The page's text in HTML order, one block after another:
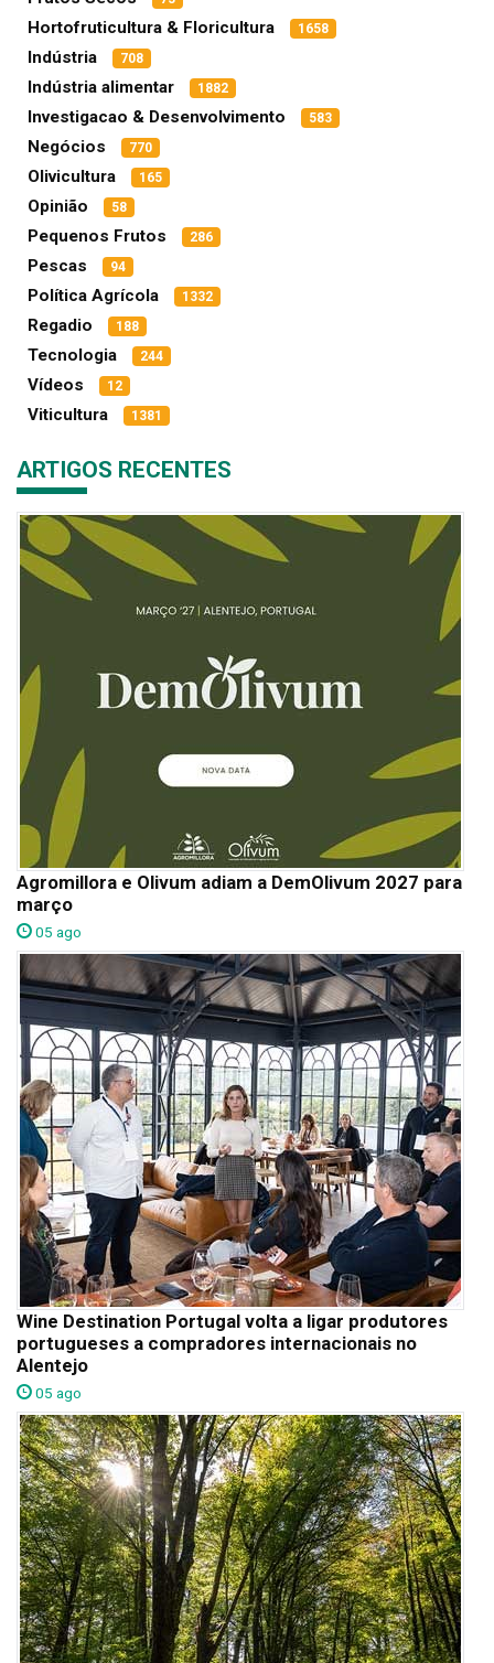
Hortofruticultura & Floricultura 1658
Indústria 708
Indústria alimentar 1882
Investigacao & Desenvolvimento 583
Negócios 770
Olivicultura 165
Opinião 58
Pequenos Frutos 286
Pescas 94
Política Agrícola 1332
Regadio 188
Tecnologia 244
Vídeos 12
Viticultura 1381
ARTIGOS RECENTES
Agromillora e Olivum adiam a DemOlivum 2027 para
março
05 ago
Wine Destination Portugal volta a ligar produtores
portugueses a compradores internacionais no
Alentejo
05 ago